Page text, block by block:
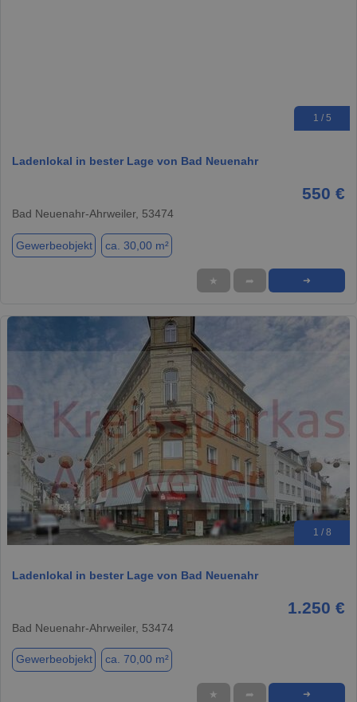
1 / 5
Ladenlokal in bester Lage von Bad Neuenahr
550 €
Bad Neuenahr-Ahrweiler, 53474
Gewerbeobjekt ca. 30,00 m²
★ ➦ ➜
1 / 8
Ladenlokal in bester Lage von Bad Neuenahr
1.250 €
Bad Neuenahr-Ahrweiler, 53474
Gewerbeobjekt ca. 70,00 m²
★ ➦ ➜